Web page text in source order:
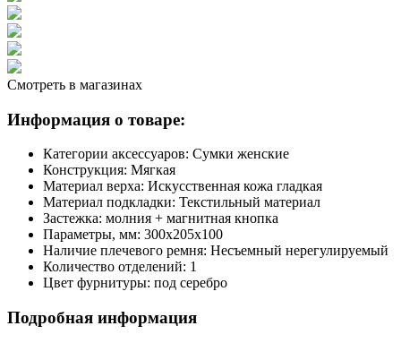
Смотреть в магазинах
Информация о товаре:
Категории аксессуаров: Сумки женские
Конструкция: Мягкая
Материал верха: Искусственная кожа гладкая
Материал подкладки: Текстильный материал
Застежка: молния + магнитная кнопка
Параметры, мм: 300х205х100
Наличие плечевого ремня: Несъемный нерегулируемый
Количество отделений: 1
Цвет фурнитуры: под серебро
Подробная информация